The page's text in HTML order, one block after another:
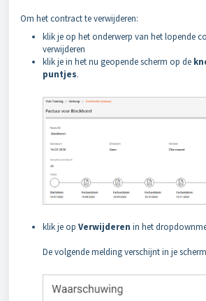
Om het contract te verwijderen:
klik je op het onderwerp van het lopende
verwijderen
klik je in het nu geopende scherm op de
puntjes.
klik je op Verwijderen in het
De volgende melding verschijnt in je